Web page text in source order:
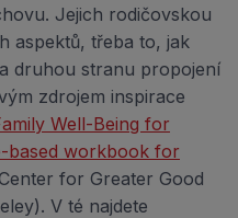
Jejich rodičovskou
aspektů, třeba to, jak
druhou stranu propojení
zdrojem inspirace
Well-Being for
based workbook for
for Greater Good
V té najdete